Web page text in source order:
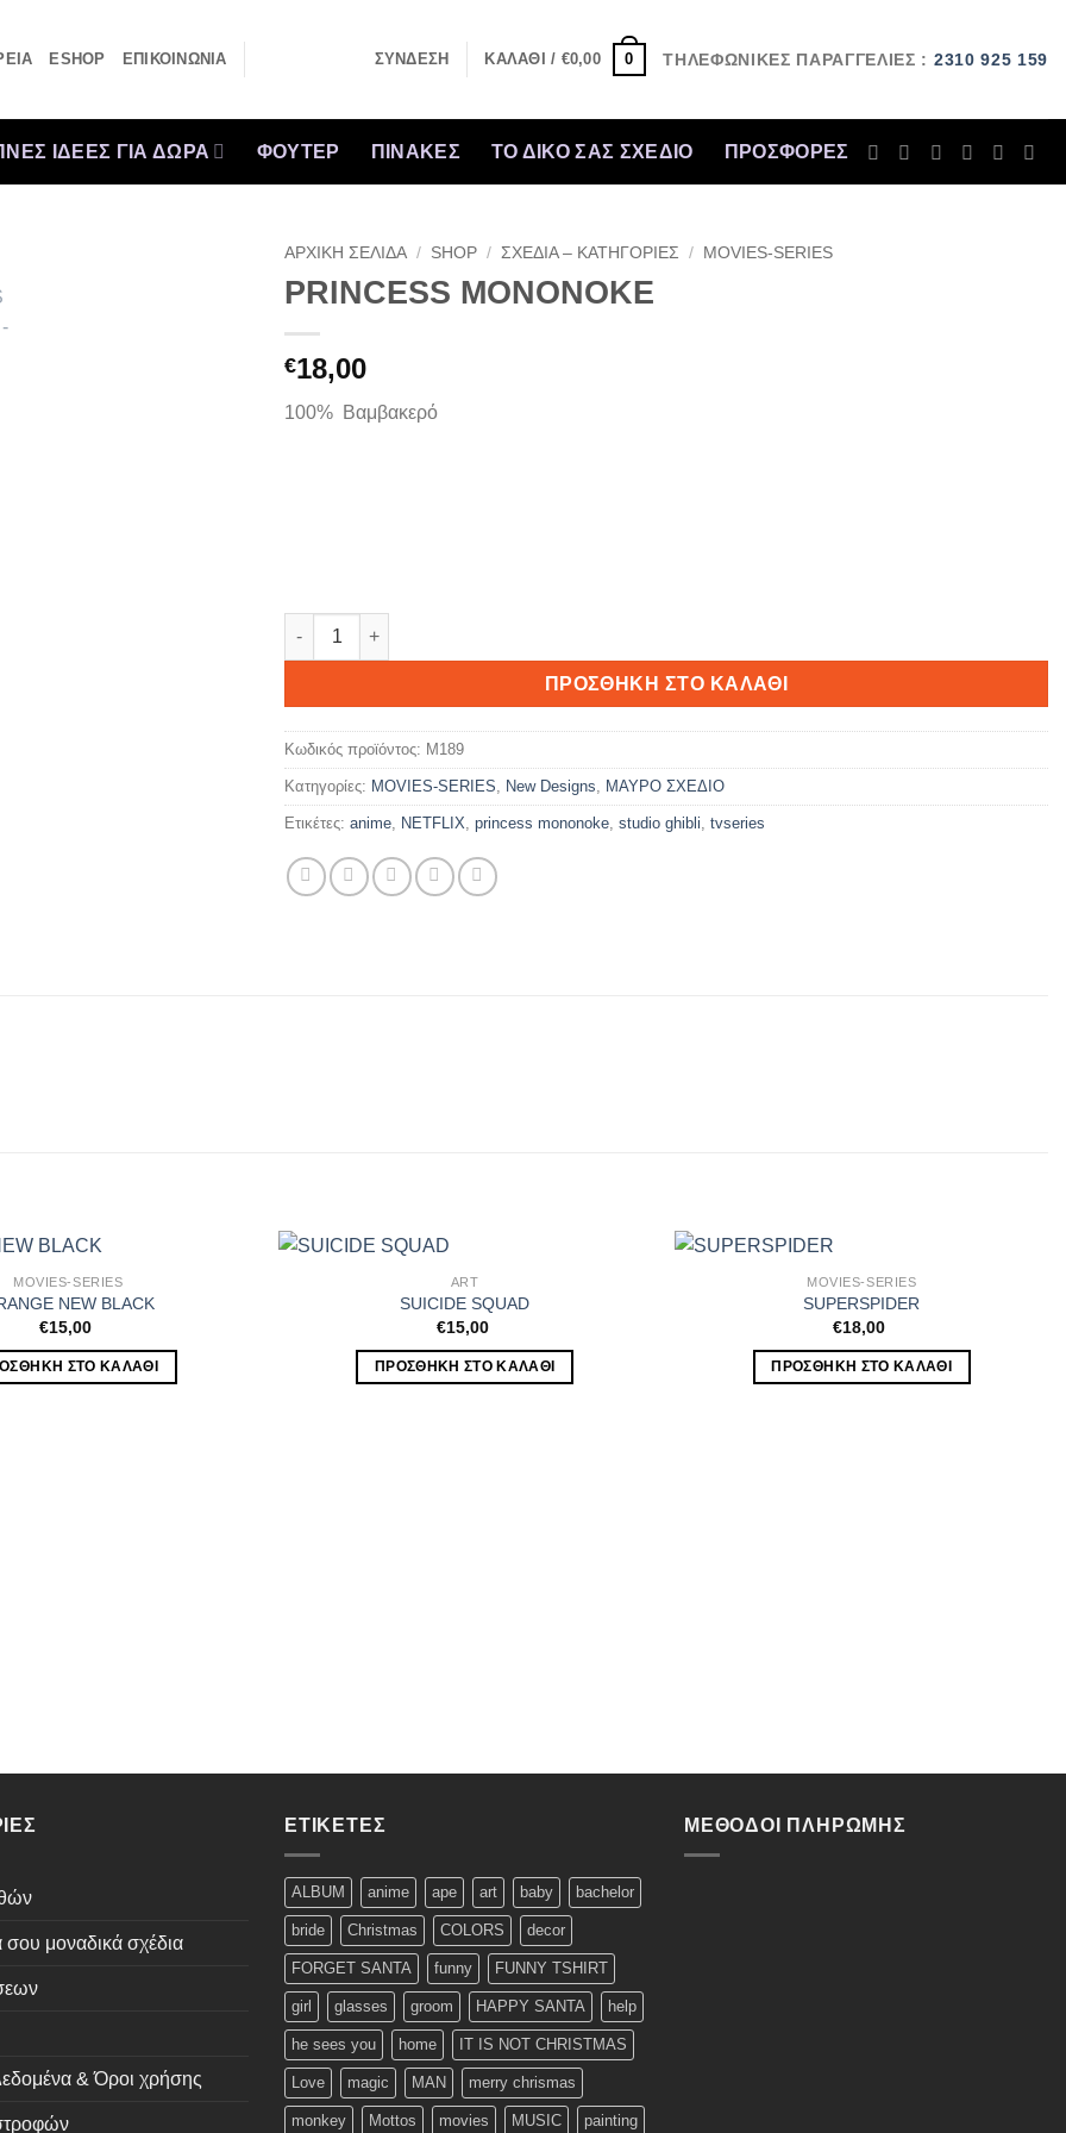
ESHOP ΕΠΙΚΟΙΝΩΝΙΑ ΣΎΝΔΕΣΗ ΚΑΛΆΘΙ / €0,00 0 ΤΗΛΕΦΩΝΙΚΕΣ ΠΑΡΑΓΓΕΛΙΕΣ : 2310 925 159
ΙΔΕΕΣ ΓΙΑ ΔΩΡΑ ΦΟΥΤΕΡ ΠΙΝΑΚΕΣ ΤΟ ΔΙΚΟ ΣΑΣ ΣΧΕΔΙΟ ΠΡΟΣΦΟΡΈΣ
ΑΡΧΙΚΉ ΣΕΛΊΔΑ / SHOP / ΣΧΕΔΙΑ – ΚΑΤΗΓΟΡΙΕΣ / MOVIES-SERIES
PRINCESS MONONOKE
€18,00
100% Βαμβακερό
PRINCESS MONONOKE ποσότητα
ΠΡΟΣΘΉΚΗ ΣΤΟ ΚΑΛΆΘΙ
Κωδικός προϊόντος: M189
Κατηγορίες: MOVIES-SERIES, New Designs, ΜΑΥΡΟ ΣΧΕΔΙΟ
Ετικέτες: anime, NETFLIX, princess mononoke, studio ghibli, tvseries
MOVIES-SERIES
NEW BLACK
€15,00
ΣΤΟ ΚΑΛΆΘΙ
ART
SUICIDE SQUAD
€15,00
ΠΡΟΣΘΉΚΗ ΣΤΟ ΚΑΛΆΘΙ
MOVIES-SERIES
SUPERSPIDER
€18,00
ΠΡΟΣΘΉΚΗ ΣΤΟ ΚΑΛΆΘΙ
σου μοναδικά σχέδια
& Όροι χρήσης
ΕΤΙΚΈΤΕΣ
ALBUM anime ape art baby bachelor
bride Christmas COLORS decor
FORGET SANTA funny FUNNY TSHIRT
girl glasses groom HAPPY SANTA help
he sees you home IT IS NOT CHRISTMAS
Love magic MAN merry chrismas
monkey Mottos movies MUSIC painting
ΜΈΘΟΔΟΙ ΠΛΗΡΩΜΉΣ